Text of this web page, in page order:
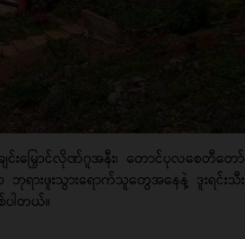
င်းမြှောင်လိုဏ်ဂူအနီး၊ တောင်ပုလစေတီတော်
ရားဖူးသွားရောက်သူတွေအနေနဲ့ ဒူးရင်းသီး
ပါတယ်။